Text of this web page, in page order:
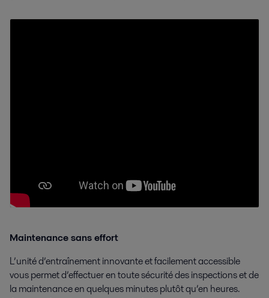
Maintenance sans effort
L’unité d’entraînement innovante et facilement accessible
vous permet d’effectuer en toute sécurité des inspections et de
la maintenance en quelques minutes plutôt qu’en heures.